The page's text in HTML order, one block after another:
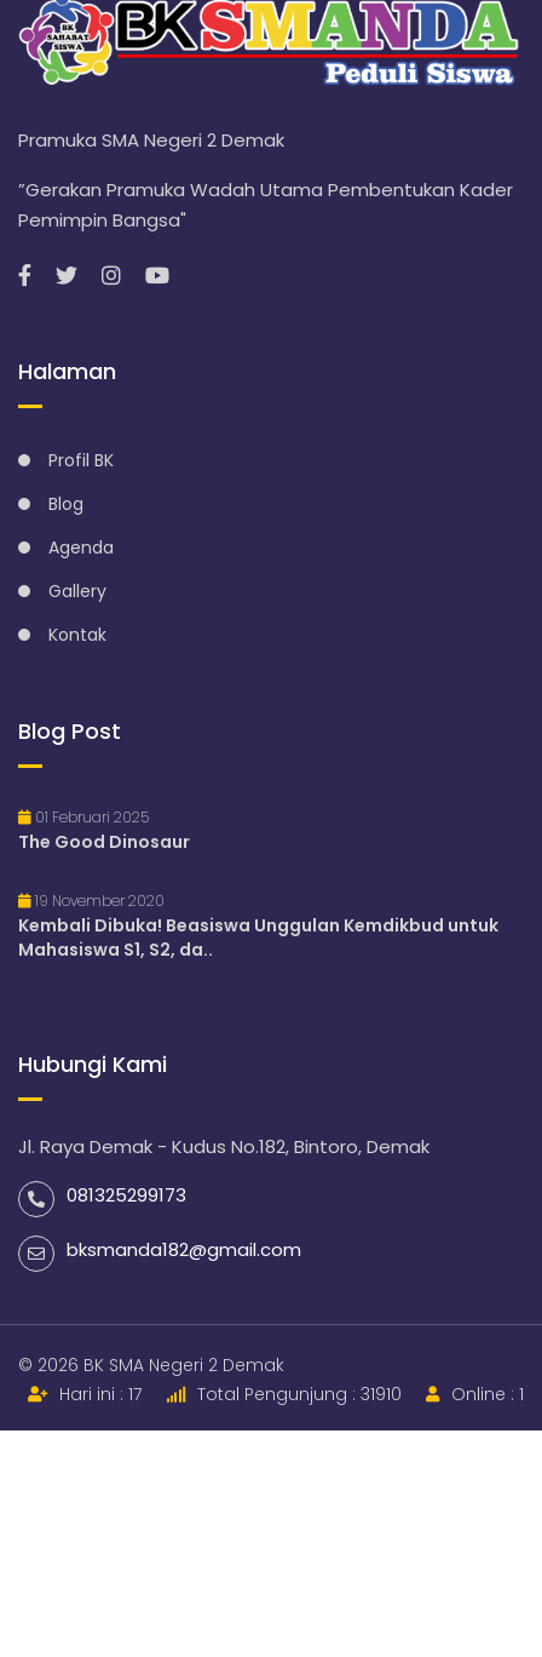
Pramuka SMA Negeri 2 Demak
”Gerakan Pramuka Wadah Utama Pembentukan Kader
Pemimpin Bangsa"
Halaman
Profil BK
Blog
Agenda
Gallery
Kontak
Blog Post
01 Februari 2025
The Good Dinosaur
19 November 2020
Kembali Dibuka! Beasiswa Unggulan Kemdikbud untuk
Mahasiswa S1, S2, da..
Hubungi Kami
Jl. Raya Demak - Kudus No.182, Bintoro, Demak
081325299173
bksmanda182@gmail.com
© 2026 BK SMA Negeri 2 Demak
Hari ini : 17
Total Pengunjung : 31910 Online : 1